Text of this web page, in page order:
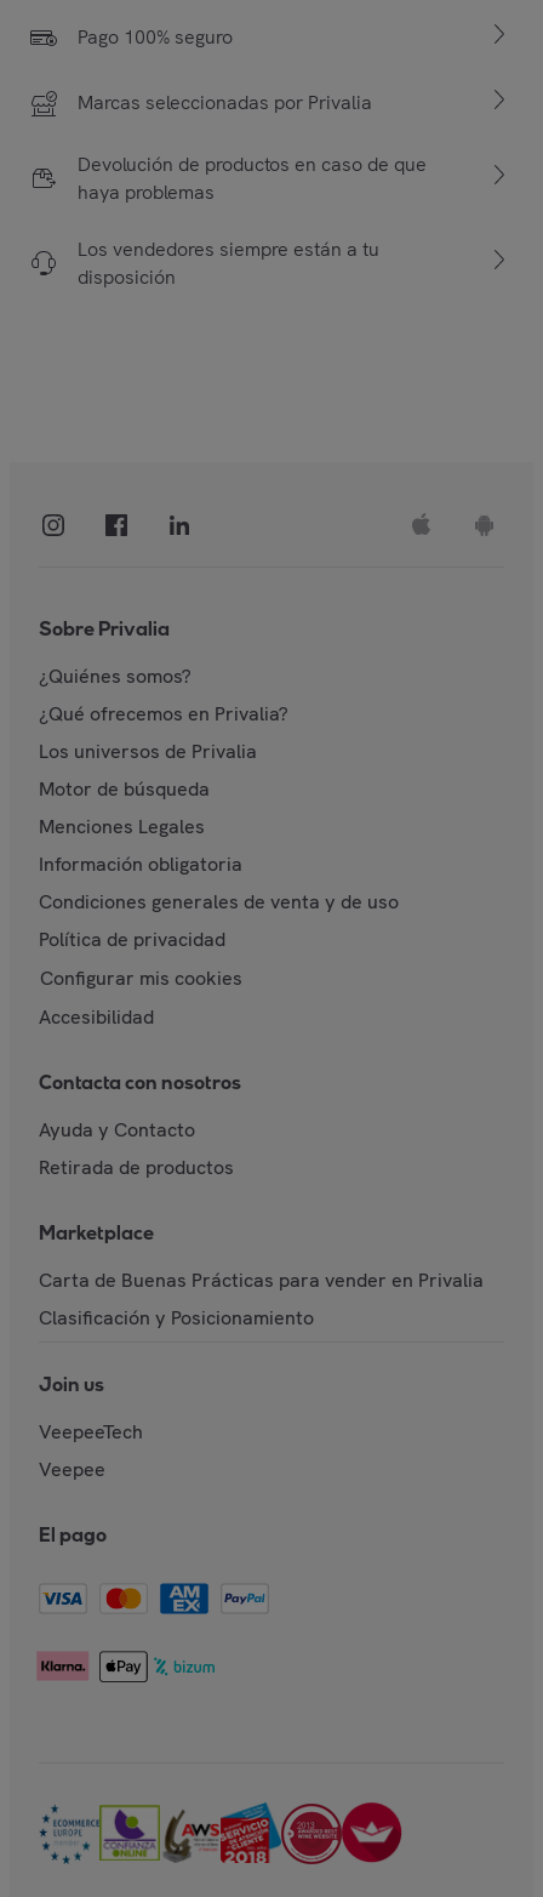
Pago 100% seguro
Marcas seleccionadas por Privalia
Devolución de productos en caso de que
haya problemas
Los vendedores siempre están a tu
disposición
Sobre Privalia
¿Quiénes somos?
¿Qué ofrecemos en Privalia?
Los universos de Privalia
Motor de búsqueda
Menciones Legales
Información obligatoria
Condiciones generales de venta y de uso
Política de privacidad
Configurar mis cookies
Accesibilidad
Contacta con nosotros
Ayuda y Contacto
Retirada de productos
Marketplace
Carta de Buenas Prácticas para vender en Privalia
Clasificación y Posicionamiento
Join us
VeepeeTech
Veepee
El pago